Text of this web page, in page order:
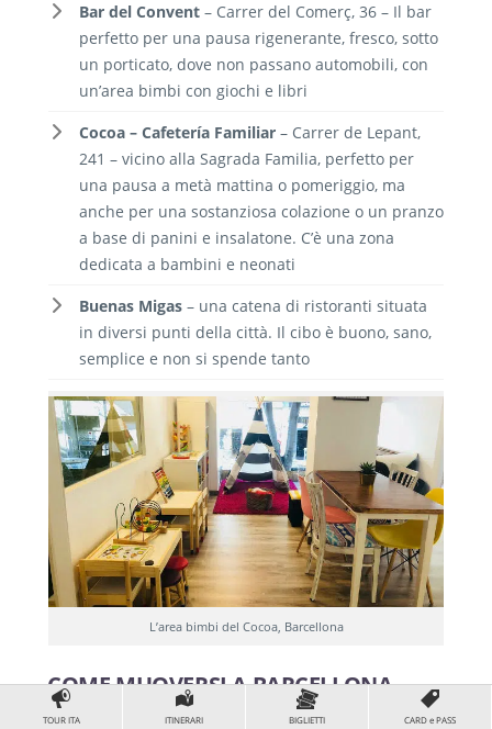
Bar del Convent – Carrer del Comerç, 36 – Il bar
perfetto per una pausa rigenerante, fresco, sotto
un porticato, dove non passano automobili, con
un’area bimbi con giochi e libri
Cocoa – Cafetería Familiar – Carrer de Lepant,
241 – vicino alla Sagrada Familia, perfetto per
una pausa a metà mattina o pomeriggio, ma
anche per una sostanziosa colazione o un pranzo
a base di panini e insalatone. C’è una zona
dedicata a bambini e neonati
Buenas Migas – una catena di ristoranti situata
in diversi punti della città. Il cibo è buono, sano,
semplice e non si spende tanto
L’area bimbi del Cocoa, Barcellona
COME MUOVERSI A BARCELLONA
CON I BAMBINI?
TOUR ITA ITINERARI BIGLIETTI CARD e PASS